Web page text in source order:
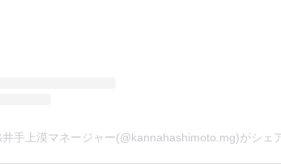
手上漠マネージャー(@kannahashimoto.mg)がシェ